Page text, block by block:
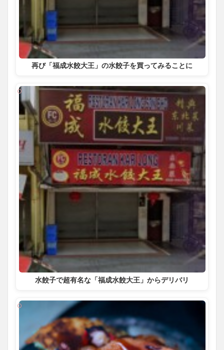
再び「福成水餃大王」の水餃子を買ってみることに
水餃子で超有名な「福成水餃大王」からデリバリ